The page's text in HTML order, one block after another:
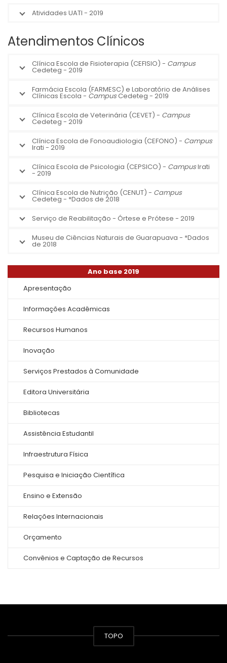
Atividades UATI - 2019
Atendimentos Clínicos
Clínica Escola de Fisioterapia (CEFISIO) - Campus
Cedeteg - 2019
Farmácia Escola (FARMESC) e Laboratório de Análises
Clínicas Escola - CampusCedeteg - 2019
Clínica Escola de Veterinária (CEVET) - Campus
Cedeteg - 2019
Clínica Escola de Fonoaudiologia (CEFONO) - Campus
Irati - 2019
Clínica Escola de Psicologia (CEPSICO) - CampusIrati
- 2019
Clínica Escola de Nutrição (CENUT) - Campus
Cedeteg - *Dados de 2018
Serviço de Reabilitação - Órtese e Prótese - 2019
Museu de Ciências Naturais de Guarapuava - *Dados
de 2018
Ano base 2019
Apresentação
Informações Acadêmicas
Recursos Humanos
Inovação
Serviços Prestados à Comunidade
Editora Universitária
Bibliotecas
Assistência Estudantil
Infraestrutura Física
Pesquisa e Iniciação Científica
Ensino e Extensão
Relações Internacionais
Orçamento
Convênios e Captação de Recursos
TOPO